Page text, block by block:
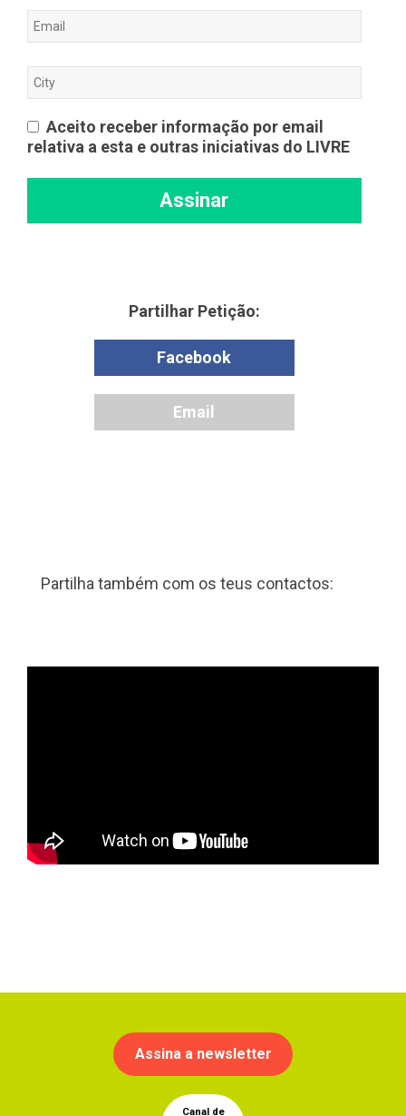
Aceito receber informação por email
relativa a esta e outras iniciativas do LIVRE
Assinar
Partilhar Petição:
Partilha também com os teus contactos:
Assina a newsletter
Canal de